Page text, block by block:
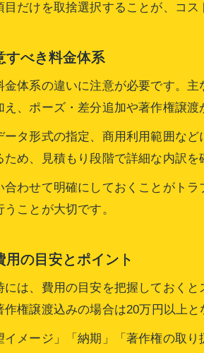
認知度拡大を目
だけを取捨選択することが、コス
すべき料金体系
体系の違いに注意が必要です。
、ポーズ・差分追加や著作権譲渡
タ形式の指定、商用利用範囲な
め、見積もり段階で詳細な内訳を
わせて明確にしておくことがト
ことが大切です。
用の目安とポイント
は、費用の目安を把握しておく
権譲渡込みの場合は20万円以上と
メージ」「納期」「著作権の取
お
お